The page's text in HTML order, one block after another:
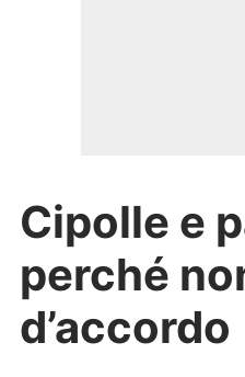
Cipolle e
perché
d’accordo